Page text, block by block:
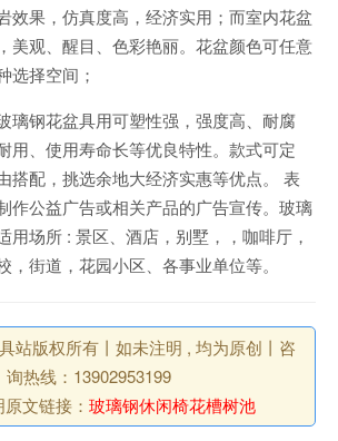
效果，仿真度高，经济实用；而室内花盆
美观、醒目、色彩艳丽。花盆颜色可任意
选择空间；
璃钢花盆具用可塑性强，强度高、耐腐
用、使用寿命长等优良特性。款式可定
搭配，挑选余地大经济实惠等优点。 表
作公益广告或相关产品的广告宣传。玻璃
用场所 : 景区、酒店，别墅，，咖啡厅，
，街道，花园小区、各事业单位等。
站版权所有丨如未注明 , 均为原创丨咨
询热线：13902953199
文链接： 玻璃钢休闲椅花槽树池